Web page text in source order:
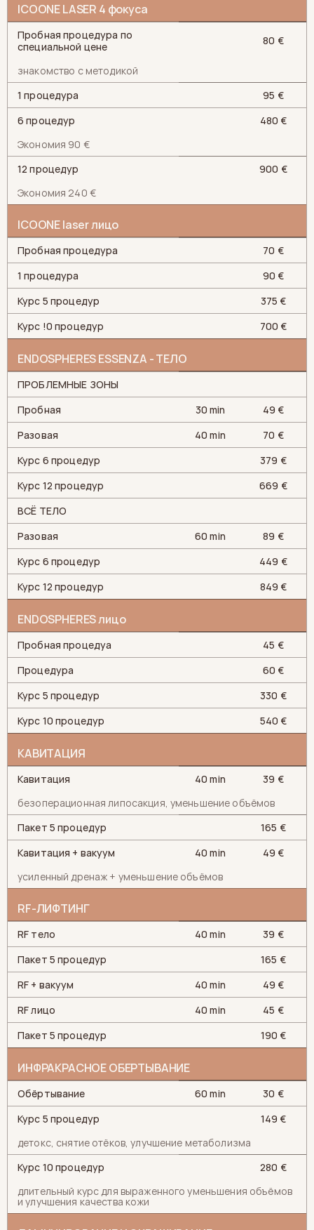
ICOONE LASER 4 фокуса
Пробная процедура по
специальной цене
80 €
знакомство с методикой
1 процедура
95 €
6 процедур
480 €
Экономия 90 €
12 процедур
900 €
Экономия 240 €
ICOONE laser лицо
Пробная процедура
70 €
1 процедура
90 €
Курс 5 процедур
375 €
Курс !0 процедур
700 €
ENDOSPHERES ESSENZA - ТЕЛО
ПРОБЛЕМНЫЕ ЗОНЫ
Пробная
30 min
49 €
Разовая
40 min
70 €
Курс 6 процедур
379 €
Курс 12 процедур
669 €
ВСЁ ТЕЛО
Разовая
60 min
89 €
Курс 6 процедур
449 €
Курс 12 процедур
849 €
ENDOSPHERES лицо
Пробная процедуа
45 €
Процедура
60 €
Курс 5 процедур
330 €
Курс 10 процедур
540 €
КАВИТАЦИЯ
Кавитация 40 min
39 €
безоперационная липосакция, уменьшение объёмов
Пакет 5 процедур
165 €
Кавитация + вакуум
40 min
49 €
усиленный дренаж + уменьшение объёмов
RF-ЛИФТИНГ
RF тело 40 min
39 €
Пакет 5 процедур
165 €
RF + вакуум
40 min
49 €
RF лицо
40 min
45 €
Пакет 5 процедур
190 €
ИНФРАКРАСНОЕ ОБЕРТЫВАНИЕ
Обёртывание 60 min
30 €
Курс 5 процедур
149 €
детокс, снятие отёков, улучшение метаболизма
Курс 10 процедур
280 €
длительный курс для выраженного уменьшения объёмов
и улучшения качества кожи